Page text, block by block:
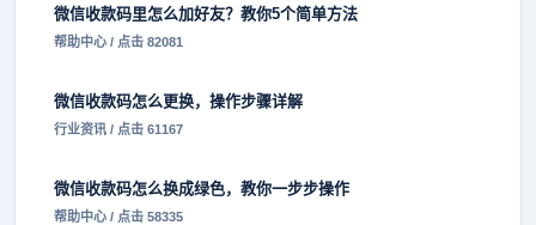
微信收款码里怎么加好友？教你5个简单方法
帮助中心 / 点击 82081
微信收款码怎么更换，操作步骤详解
行业资讯 / 点击 61167
微信收款码怎么换成绿色，教你一步步操作
帮助中心 / 点击 58335